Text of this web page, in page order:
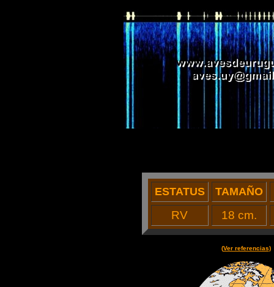
ESTATUS TAMAÑO
RV 18 cm.
(Ver referencias)